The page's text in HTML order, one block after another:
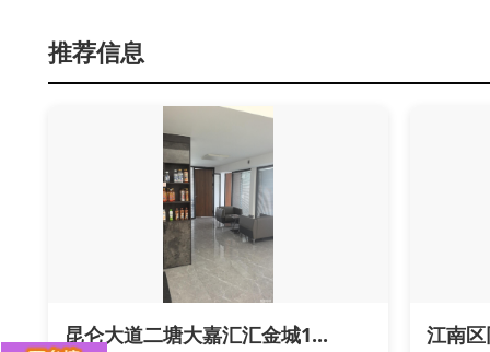
推荐信息
昆仑大道二塘大嘉汇汇金城1... 江南